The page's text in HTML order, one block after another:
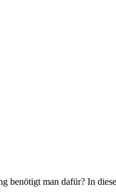
benötigt man dafür? In